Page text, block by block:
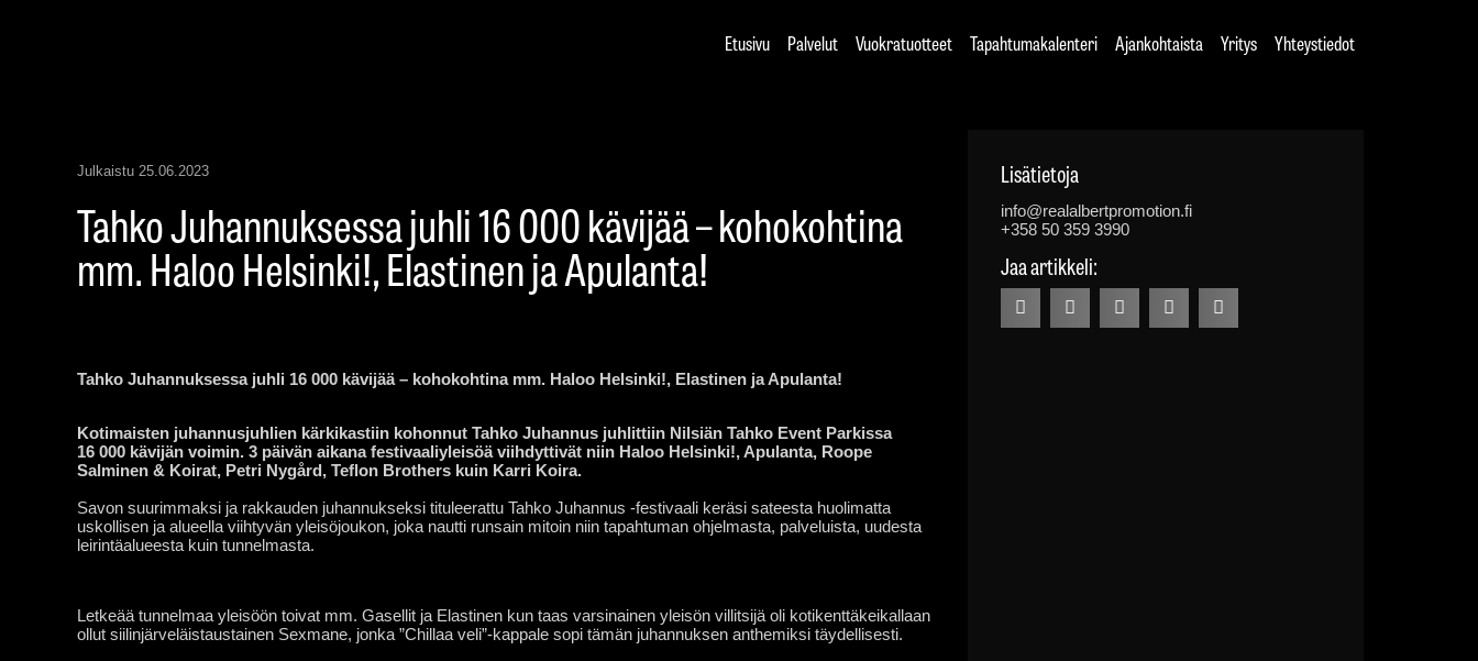
Etusivu Palvelut Vuokratuotteet Tapahtumakalenteri Ajankohtaista Yritys Yhteystiedot
Julkaistu 25.06.2023
Tahko Juhannuksessa juhli 16 000 kävijää – kohokohtina
mm. Haloo Helsinki!, Elastinen ja Apulanta!
Tahko Juhannuksessa juhli 16 000 kävijää – kohokohtina mm. Haloo Helsinki!, Elastinen ja Apulanta!
Kotimaisten juhannusjuhlien kärkikastiin kohonnut Tahko Juhannus juhlittiin Nilsiän Tahko Event Parkissa
16 000 kävijän voimin. 3 päivän aikana festivaaliyleisöä viihdyttivät niin Haloo Helsinki!, Apulanta, Roope
Salminen & Koirat, Petri Nygård, Teflon Brothers kuin Karri Koira.
Savon suurimmaksi ja rakkauden juhannukseksi tituleerattu Tahko Juhannus -festivaali keräsi sateesta huolimatta
uskollisen ja alueella viihtyvän yleisöjoukon, joka nautti runsain mitoin niin tapahtuman ohjelmasta, palveluista, uudesta
leirintäalueesta kuin tunnelmasta.
Letkeää tunnelmaa yleisöön toivat mm. Gasellit ja Elastinen kun taas varsinainen yleisön villitsijä oli kotikenttäkeikallaan
ollut siilinjärveläistaustainen Sexmane, jonka ”Chillaa veli”-kappale sopi tämän juhannuksen anthemiksi täydellisesti.
Lisätietoja
info@realalbertpromotion.fi
+358 50 359 3990
Jaa artikkeli: